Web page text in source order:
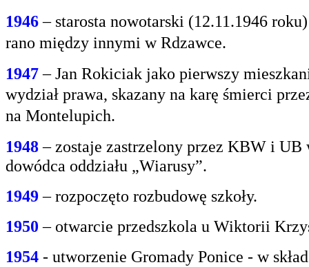
1946– starosta nowotarski (12.11.1946
rano między innymi w Rdzawce.
1947 – Jan Rokiciak jako pierwszy
wydział prawa, skazany na karę śmierci
na Montelupich.
1948– zostaje zastrzelony przez KBW i
dowódca oddziału „Wiarusy”.
1949 – rozpoczęto rozbudowę szkoły.
1950 – otwarcie przedszkola u Wiktorii
1954 - utworzenie Gromady Ponice - w